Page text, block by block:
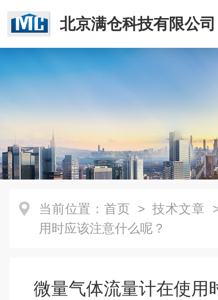
北京满仓科技有限公司
当前位置： 首页 > 技术文章
用时应该注意什么呢？
微量气体流量计在使用